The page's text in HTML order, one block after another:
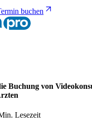
buchen
Buchung von
Lesezeit